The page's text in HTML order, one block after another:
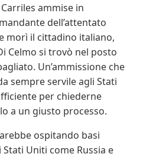
ammise in
dell’attentato
morì il cittadino italiano,
Celmo si trovò nel posto
Un’ammissione che
sempre servile agli Stati
per chiederne
a un giusto processo.
ospitando basi
Uniti come Russia e